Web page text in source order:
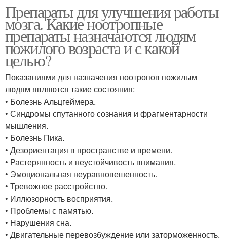
Сосудистые препараты
Препараты для улучшения работы
мозга. Какие ноотропные
препараты назначаются людям
пожилого возраста и с какой
целью?
Показаниями для назначения ноотропов пожилым
людям являются такие состояния:
• Болезнь Альцгеймера.
• Синдромы спутанного сознания и фрагментарности
мышления.
• Болезнь Пика.
• Дезориентация в пространстве и времени.
• Растерянность и неустойчивость внимания.
• Эмоциональная неуравновешенность.
• Тревожное расстройство.
• Иллюзорность восприятия.
• Проблемы с памятью.
• Нарушения сна.
• Двигательные перевозбуждение или заторможенность.